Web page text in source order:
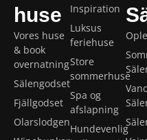
huse
Vores huse
& book
overnatning
Sälengodset
Fjällgodset
Olarslodgen
Inspiration
Luksus
feriehuse
Store
sommerhuse
Spa og
afslapning
Hundevenlig